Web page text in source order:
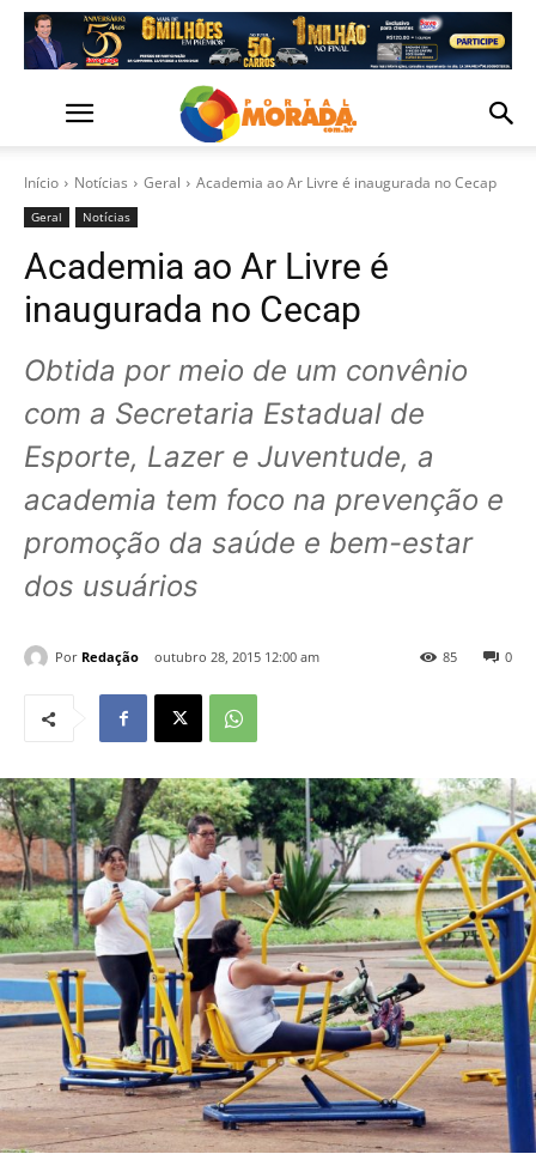
Início Notícias Geral Academia ao Ar Livre é inaugurada no Cecap
Geral Notícias
Academia ao Ar Livre é
inaugurada no Cecap
Obtida por meio de um convênio
com a Secretaria Estadual de
Esporte, Lazer e Juventude, a
academia tem foco na prevenção e
promoção da saúde e bem-estar
dos usuários
Por Redação outubro 28, 2015 12:00 am 0
85